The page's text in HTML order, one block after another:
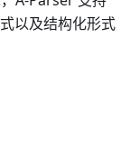
以及结构化形式